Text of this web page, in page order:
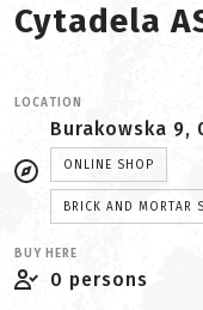
Cytadela
LOCATION
Burakowska 9,
ONLINE SHOP
BRICK AND MORTAR
BUY HERE
0 persons